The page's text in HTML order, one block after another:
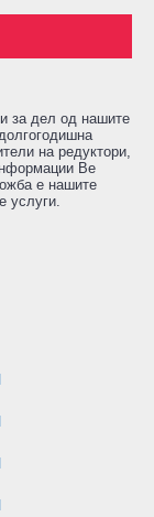
за дел од нашите
на редуктори,
Ве
е нашите
услуги.